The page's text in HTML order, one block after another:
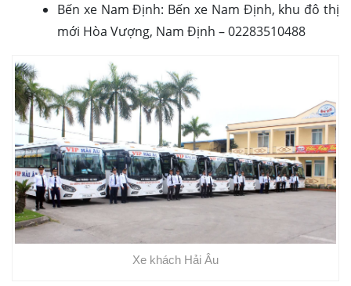
Bến xe Nam Định: Bến xe Nam Định, khu đô thị
mới Hòa Vượng, Nam Định – 02283510488
Xe khách Hải Âu